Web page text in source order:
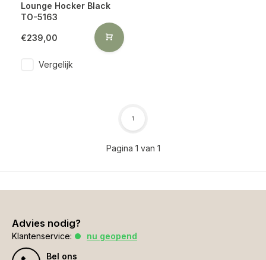
Lounge Hocker Black
TO-5163
€239,00
Vergelijk
Pagina 1 van 1
1
Advies nodig?
Klantenservice:
nu geopend
Bel ons